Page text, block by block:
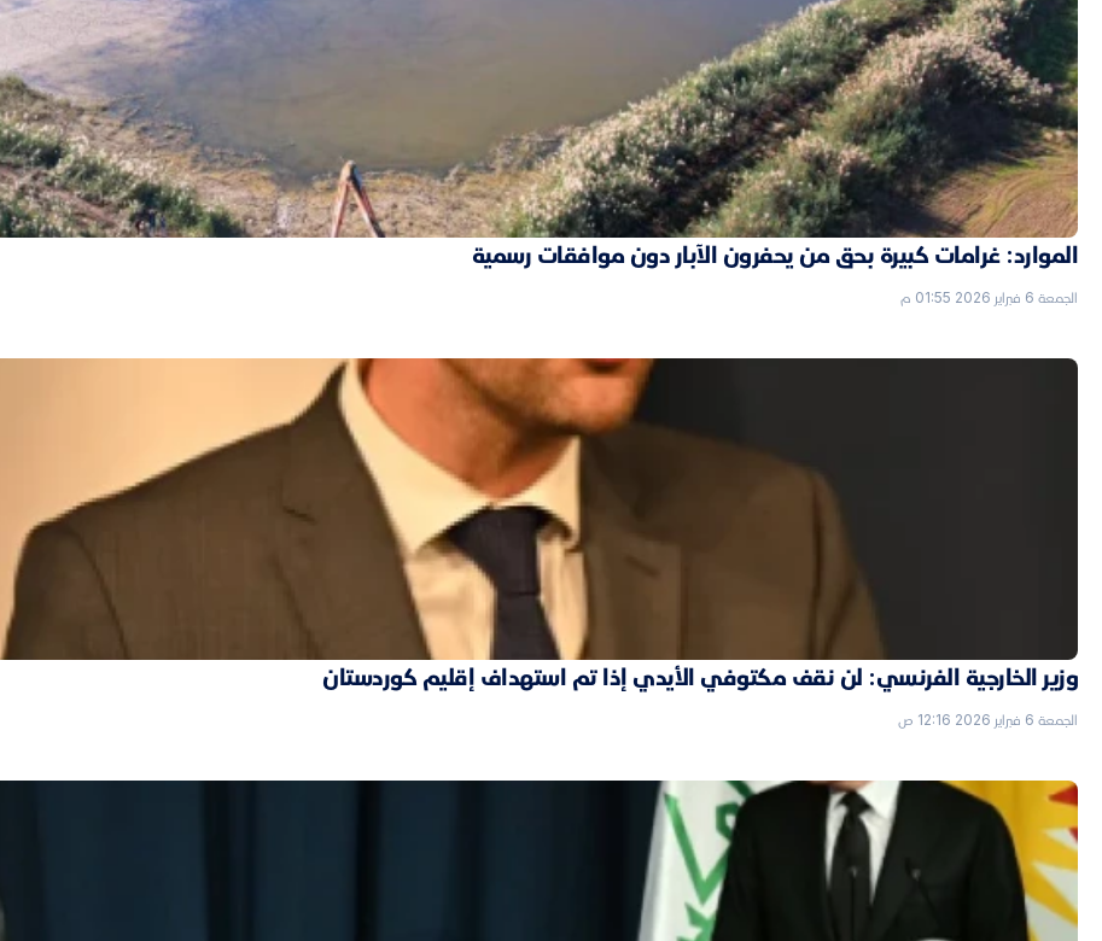
الموارد: غرامات كبيرة بحق من يحفرون الآبار دون موافقات رسمية
الجمعة 6 فبراير 2026 01:55 م
وزير الخارجية الفرنسي: لن نقف مكتوفي الأيدي إذا تم استهداف إقليم كوردستان
الجمعة 6 فبراير 2026 12:16 ص